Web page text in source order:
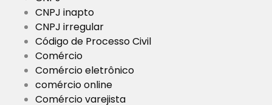
CNPJ inapto
CNPJ irregular
Código de Processo Civil
Comércio
Comércio eletrônico
comércio online
Comércio varejista